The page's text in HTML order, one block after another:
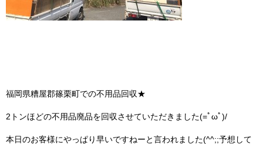
福岡県糟屋郡篠栗町での不用品回収★
2トンほどの不用品廃品を回収させていただきました(=ﾟωﾟ)/
本日のお客様にやっぱり早いですねーと言われました(^^;;予想して